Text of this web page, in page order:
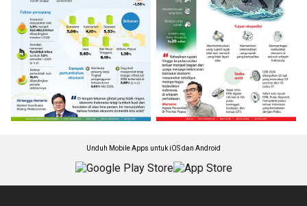
Unduh Mobile Apps untuk iOS dan Android